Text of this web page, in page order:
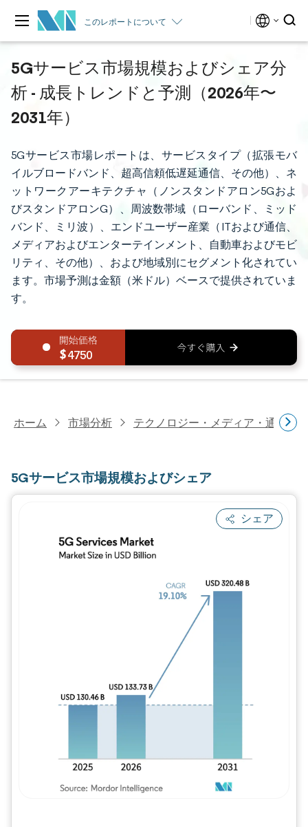
このレポートについて
5Gサービス市場規模およびシェア分
析 - 成長トレンドと予測（2026年〜
2031年）
5Gサービス市場レポートは、サービスタイプ（拡張モバ
イルブロードバンド、超高信頼低遅延通信、その他）、ネ
ットワークアーキテクチャ（ノンスタンドアロン5Gおよ
びスタンドアロンG）、周波数帯域（ローバンド、ミッド
バンド、ミリ波）、エンドユーザー産業（ITおよび通信、
メディアおよびエンターテインメント、自動車およびモビ
リティ、その他）、および地域別にセグメント化されてい
ます。市場予測は金額（米ドル）ベースで提供されていま
す。
4750
ホーム 市場分析 テクノロジー・メディア・通信研
5Gサービス市場規模およびシェア
シェア
画像 © Mordor Intelligence。再利用には